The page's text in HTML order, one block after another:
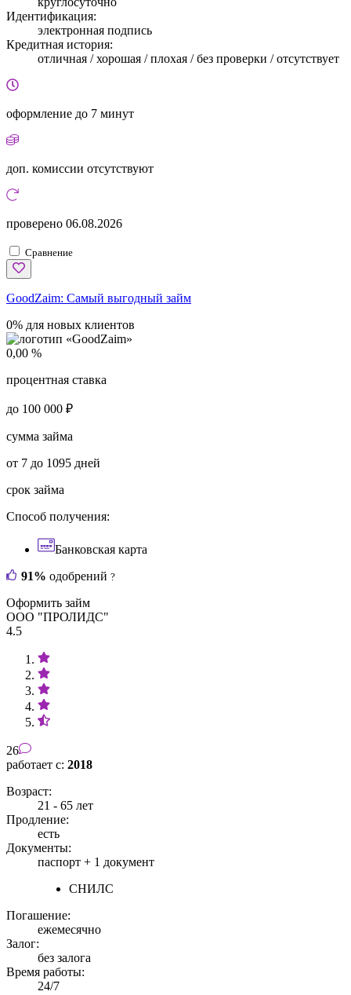
Идентификация:
электронная подпись
Кредитная история:
отличная / хорошая / плохая / без проверки / отсутствует
оформление до 7 минут
доп. комиссии отсутствуют
проверено 06.08.2026
Сравнение
GoodZaim: Самый выгодный займ
0% для новых клиентов
0,00 %
процентная ставка
до 100 000 ₽
сумма займа
от 7 до 1095 дней
срок займа
Способ получения:
Банковская карта
91% одобрений ?
Оформить займ
ООО "ПРОЛИДС"
4.5
26
работает с: 2018
Возраст:
21 - 65 лет
Продление:
есть
Документы:
паспорт + 1 документ
СНИЛС
Погашение:
ежемесячно
Залог:
без залога
Время работы:
24/7